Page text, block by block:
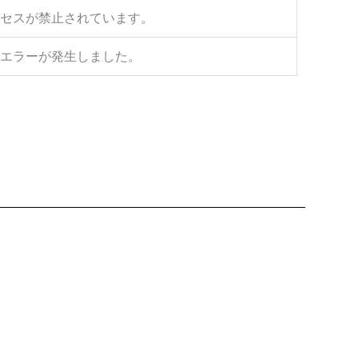
スが禁止されています。
ラーが発生しました。